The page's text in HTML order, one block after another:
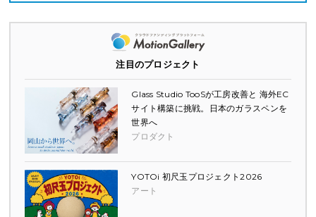
注目のプロジェクト
Glass Studio TooSが工房改善と 海外EC
サイト構築に挑戦。日本のガラスペンを
世界へ
プロダクト
YOTOi 初尺玉プロジェクト2026
アート